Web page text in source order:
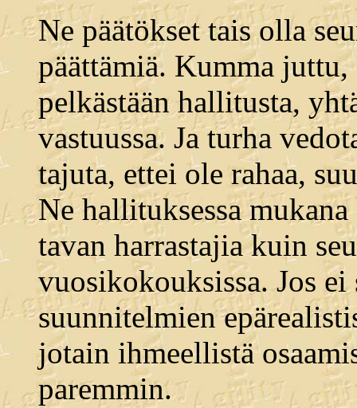
Ne päätökset tais olla
päättämiä. Kumma
pelkästään hallitusta,
vastuussa. Ja turha
tajuta, ettei ole rahaa,
Ne hallituksessa
tavan harrastajia kuin
vuosikokouksissa. Jos
suunnitelmien
jotain ihmeellistä
paremmin.